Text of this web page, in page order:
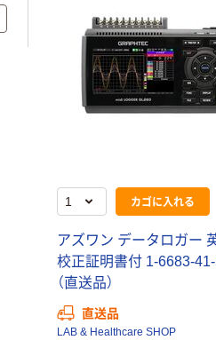
カゴに入れる
アズワン データロガー
校正証明書付 1-6683-
（直送品）
直送品
LAB & Healthcare SHOP